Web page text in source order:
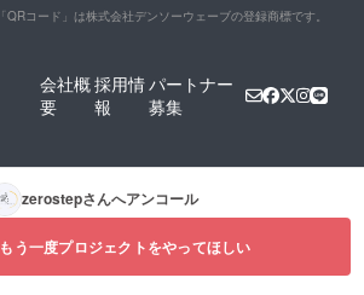
「QRコード」は株式会社デンソーウェーブの登録商標です。
会社概
要
採用情
報
パートナー
募集
zerostepさんへアンコール
もう一度プロジェクトをやってほしい